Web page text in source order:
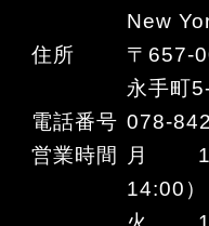
New
住所
〒657-
永手町
電話番号 078-
営業時間
月
14:00）